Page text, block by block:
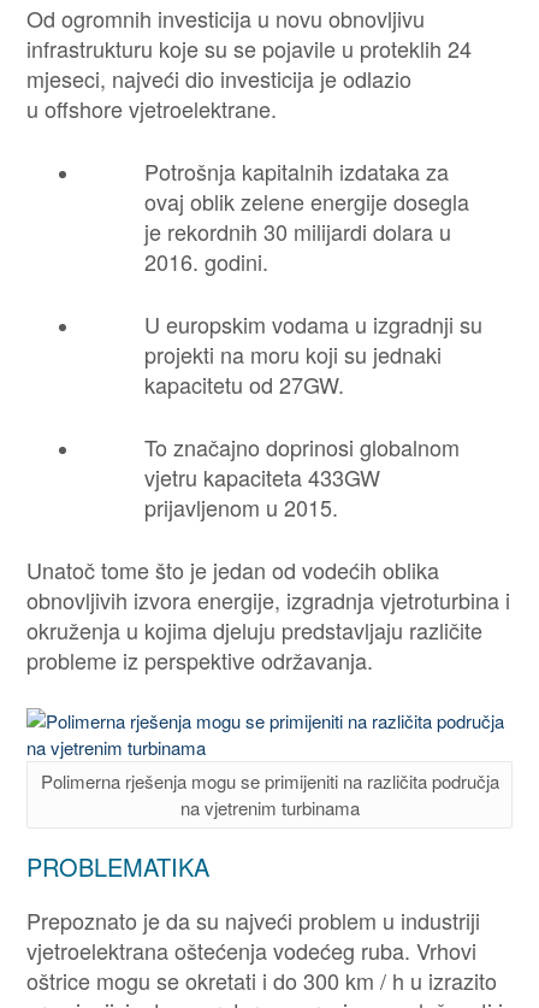
Od ogromnih investicija u novu obnovljivu
infrastrukturu koje su se pojavile u proteklih 24
mjeseci, najveći dio investicija je odlazio
u offshore vjetroelektrane.
Potrošnja kapitalnih izdataka za
ovaj oblik zelene energije dosegla
je rekordnih 30 milijardi dolara u
2016. godini.
U europskim vodama u izgradnji su
projekti na moru koji su jednaki
kapacitetu od 27GW.
To značajno doprinosi globalnom
vjetru kapaciteta 433GW
prijavljenom u 2015.
Unatoč tome što je jedan od vodećih oblika
obnovljivih izvora energije, izgradnja vjetroturbina i
okruženja u kojima djeluju predstavljaju različite
probleme iz perspektive održavanja.
Polimerna rješenja mogu se primijeniti na različita područja
na vjetrenim turbinama
PROBLEMATIKA
Prepoznato je da su najveći problem u industriji
vjetroelektrana oštećenja vodećeg ruba. Vrhovi
oštrice mogu se okretati i do 300 km / h u izrazito